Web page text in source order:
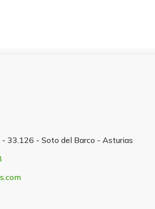
- 33.126 - Soto del Barco - Asturias